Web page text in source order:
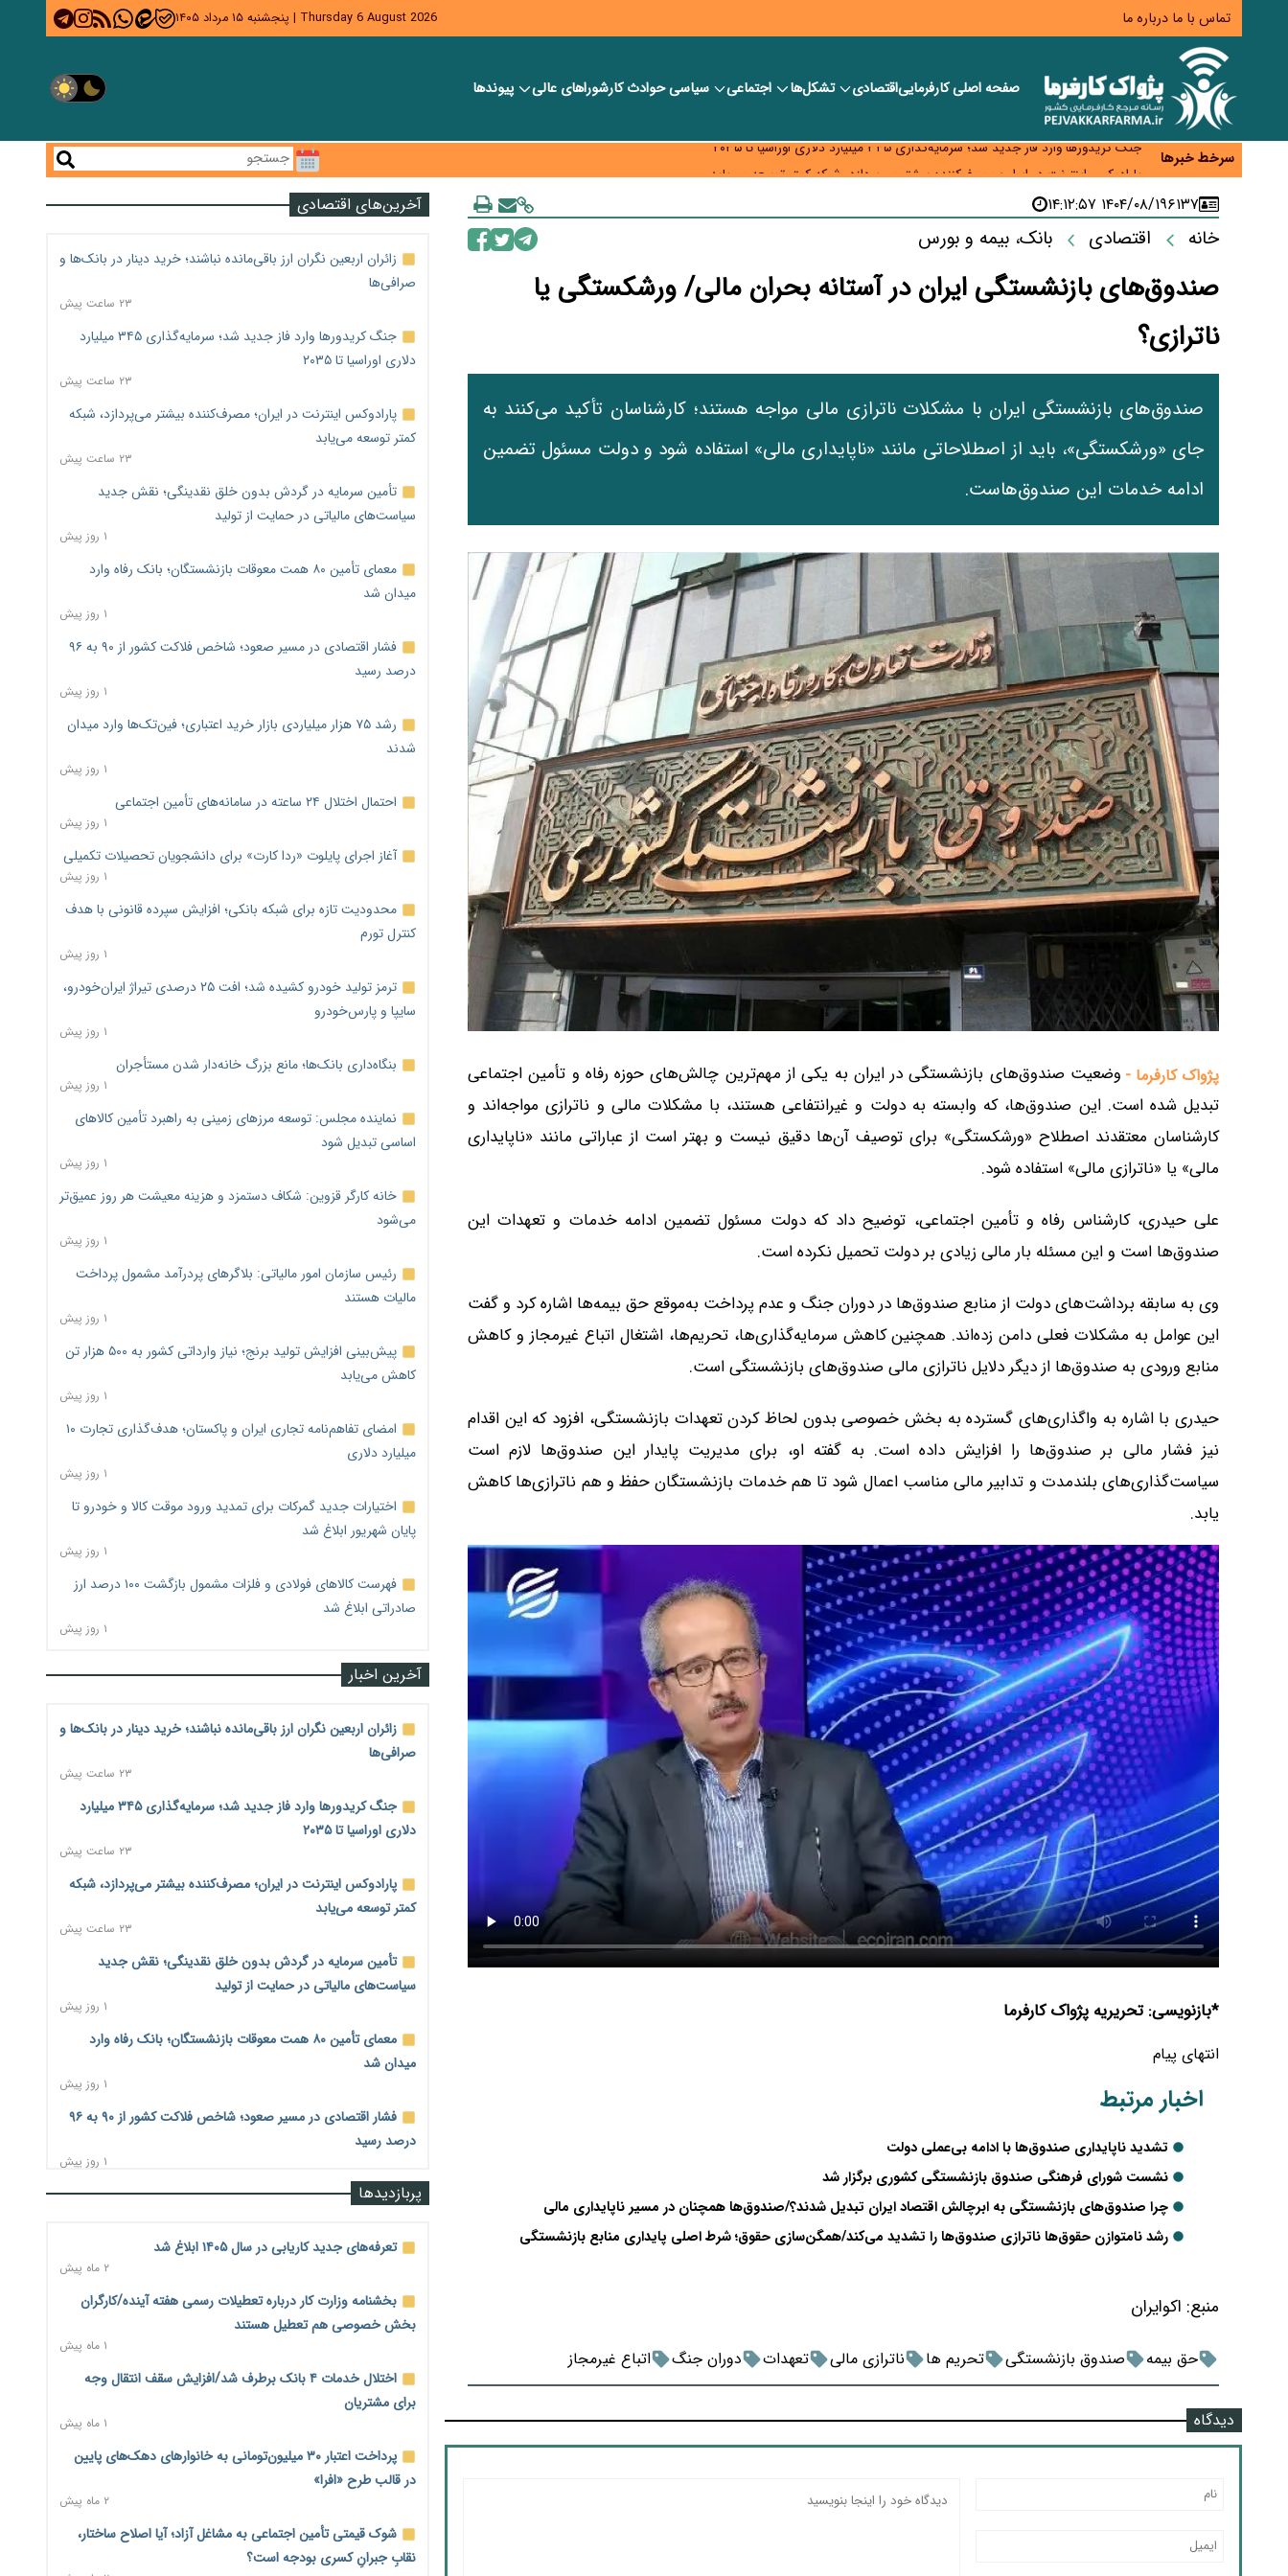
تماس با ما درباره ما Thursday 6 August 2026
| پنجشنبه ۱۵ مرداد ۱۴۰۵
صفحه اصلیکارفرماییاقتصادی تشکل‌ها اجتماعی سیاسیحوادث کارشورا‎های عالی پیوندها
سرخط خبرها
زائران اربعین نگران ارز باقی‌مانده نباشند؛ خرید دینار در بانک‌ها و صرافی‌ها
پارادوکس اینترنت در ایران؛ مصرف‌کننده بیشتر می‌پردازد، شبکه کمتر توسعه می‌یابد
معمای تأمین ۸۰ همت معوقات بازنشستگان؛ بانک رفاه وارد میدان شد
۶۱۳۷۱۴۰۴/۰۸/۱۹ ۱۴:۱۲:۵۷
خانه اقتصادی بانک، بیمه و بورس
صندوق‌های بازنشستگی ایران در آستانه بحران مالی/ ورشکستگی یا
ناترازی؟
صندوق‌های بازنشستگی ایران با مشکلات ناترازی مالی مواجه هستند؛ کارشناسان تأکید می‌کنند به
جای «ورشکستگی»، باید از اصطلاحاتی مانند «ناپایداری مالی» استفاده شود و دولت مسئول تضمین
ادامه خدمات این صندوق‌هاست.
پژواک کارفرما - وضعیت صندوق‌های بازنشستگی در ایران به یکی از مهم‌ترین چالش‌های حوزه رفاه و تأمین اجتماعی
تبدیل شده است. این صندوق‌ها، که وابسته به دولت و غیرانتفاعی هستند، با مشکلات مالی و ناترازی مواجه‌اند و
کارشناسان معتقدند اصطلاح «ورشکستگی» برای توصیف آن‌ها دقیق نیست و بهتر است از عباراتی مانند «ناپایداری
مالی» یا «ناترازی مالی» استفاده شود.
علی حیدری، کارشناس رفاه و تأمین اجتماعی، توضیح داد که دولت مسئول تضمین ادامه خدمات و تعهدات این
صندوق‌ها است و این مسئله بار مالی زیادی بر دولت تحمیل نکرده است.
وی به سابقه برداشت‌های دولت از منابع صندوق‌ها در دوران جنگ و عدم پرداخت به‌موقع حق بیمه‌ها اشاره کرد و گفت
این عوامل به مشکلات فعلی دامن زده‌اند. همچنین کاهش سرمایه‌گذاری‌ها، تحریم‌ها، اشتغال اتباع غیرمجاز و کاهش
منابع ورودی به صندوق‌ها از دیگر دلایل ناترازی مالی صندوق‌های بازنشستگی است.
حیدری با اشاره به واگذاری‌های گسترده به بخش خصوصی بدون لحاظ کردن تعهدات بازنشستگی، افزود که این اقدام
نیز فشار مالی بر صندوق‌ها را افزایش داده است. به گفته او، برای مدیریت پایدار این صندوق‌ها لازم است
سیاست‌گذاری‌های بلندمدت و تدابیر مالی مناسب اعمال شود تا هم خدمات بازنشستگان حفظ و هم ناترازی‌ها کاهش
یابد.
*بازنویسی: تحریریه پژواک کارفرما
انتهای پیام
اخبار مرتبط
تشدید ناپایداری صندوق‌ها با ادامه بی‌عملی دولت
نشست شورای فرهنگی صندوق بازنشستگی کشوری برگزار شد
چرا صندوق‌های بازنشستگی به ابرچالش اقتصاد ایران تبدیل شدند؟/صندوق‌ها همچنان در مسیر ناپایداری مالی
رشد نامتوازن حقوق‌ها ناترازی صندوق‌ها را تشدید می‌کند/همگن‌سازی حقوق؛ شرط اصلی پایداری منابع بازنشستگی
منبع: اکوایران
حق بیمه صندوق بازنشستگی تحریم ها ناترازی مالی تعهدات دوران جنگ اتباع غیرمجاز
دیدگاه
آخرین‌های اقتصادی
زائران اربعین نگران ارز باقی‌مانده نباشند؛ خرید دینار در بانک‌ها و
صرافی‌ها
۲۳ ساعت پیش
جنگ کریدورها وارد فاز جدید شد؛ سرمایه‌گذاری ۳۴۵ میلیارد
دلاری اوراسیا تا ۲۰۳۵
۲۳ ساعت پیش
پارادوکس اینترنت در ایران؛ مصرف‌کننده بیشتر می‌پردازد، شبکه
کمتر توسعه می‌یابد
۲۳ ساعت پیش
تأمین سرمایه در گردش بدون خلق نقدینگی؛ نقش جدید
سیاست‌های مالیاتی در حمایت از تولید
۱ روز پیش
معمای تأمین ۸۰ همت معوقات بازنشستگان؛ بانک رفاه وارد
میدان شد
۱ روز پیش
فشار اقتصادی در مسیر صعود؛ شاخص فلاکت کشور از ۹۰ به ۹۶
درصد رسید
۱ روز پیش
رشد ۷۵ هزار میلیاردی بازار خرید اعتباری؛ فین‌تک‌ها وارد میدان
شدند
۱ روز پیش
احتمال اختلال ۲۴ ساعته در سامانه‌های تأمین اجتماعی
۱ روز پیش
آغاز اجرای پایلوت «ردا کارت» برای دانشجویان تحصیلات تکمیلی
۱ روز پیش
محدودیت تازه برای شبکه بانکی؛ افزایش سپرده قانونی با هدف
کنترل تورم
۱ روز پیش
ترمز تولید خودرو کشیده شد؛ افت ۲۵ درصدی تیراژ ایران‌خودرو،
سایپا و پارس‌خودرو
۱ روز پیش
بنگاه‌داری بانک‌ها؛ مانع بزرگ خانه‌دار شدن مستأجران
۱ روز پیش
نماینده مجلس: توسعه مرزهای زمینی به راهبرد تأمین کالاهای
اساسی تبدیل شود
۱ روز پیش
خانه کارگر قزوین: شکاف دستمزد و هزینه معیشت هر روز عمیق‌تر
می‌شود
۱ روز پیش
رئیس سازمان امور مالیاتی: بلاگرهای پردرآمد مشمول پرداخت
مالیات هستند
۱ روز پیش
پیش‌بینی افزایش تولید برنج؛ نیاز وارداتی کشور به ۵۰۰ هزار تن
کاهش می‌یابد
۱ روز پیش
امضای تفاهم‌نامه تجاری ایران و پاکستان؛ هدف‌گذاری تجارت ۱۰
میلیارد دلاری
۱ روز پیش
اختیارات جدید گمرکات برای تمدید ورود موقت کالا و خودرو تا
پایان شهریور ابلاغ شد
۱ روز پیش
فهرست کالاهای فولادی و فلزات مشمول بازگشت ۱۰۰ درصد ارز
صادراتی ابلاغ شد
۱ روز پیش
آخرین اخبار
زائران اربعین نگران ارز باقی‌مانده نباشند؛ خرید دینار در بانک‌ها و
صرافی‌ها
۲۳ ساعت پیش
جنگ کریدورها وارد فاز جدید شد؛ سرمایه‌گذاری ۳۴۵ میلیارد
دلاری اوراسیا تا ۲۰۳۵
۲۳ ساعت پیش
پارادوکس اینترنت در ایران؛ مصرف‌کننده بیشتر می‌پردازد، شبکه
کمتر توسعه می‌یابد
۲۳ ساعت پیش
تأمین سرمایه در گردش بدون خلق نقدینگی؛ نقش جدید
سیاست‌های مالیاتی در حمایت از تولید
۱ روز پیش
معمای تأمین ۸۰ همت معوقات بازنشستگان؛ بانک رفاه وارد
میدان شد
۱ روز پیش
فشار اقتصادی در مسیر صعود؛ شاخص فلاکت کشور از ۹۰ به ۹۶
درصد رسید
۱ روز پیش
رشد ۷۵ هزار میلیاردی بازار خرید اعتباری؛ فین‌تک‌ها وارد میدان
۱ روز پیش
آغاز اجرای پایلوت «ردا کارت» برای دانشجویان تحصیلات تکمیلی
۱ روز پیش
محدودیت تازه برای شبکه بانکی؛ افزایش سپرده قانونی با هدف
کنترل تورم
۱ روز پیش
ترمز تولید خودرو کشیده شد؛ افت ۲۵ درصدی تیراژ ایران‌خودرو،
سایپا و پارس‌خودرو
۱ روز پیش
بنگاه‌داری بانک‌ها؛ مانع بزرگ خانه‌دار شدن مستأجران
پربازدیدها
تعرفه‌های جدید کاریابی در سال ۱۴۰۵ ابلاغ شد
۲ ماه پیش
بخشنامه وزارت کار درباره تعطیلات رسمی هفته آینده/کارگران
بخش خصوصی هم تعطیل هستند
۱ ماه پیش
اختلال خدمات ۴ بانک برطرف شد/افزایش سقف انتقال وجه
برای مشتریان
۱ ماه پیش
پرداخت اعتبار ۳۰ میلیون‌تومانی به خانوارهای دهک‌های پایین
در قالب طرح «افرا»
۲ ماه پیش
شوک قیمتی تأمین اجتماعی به مشاغل آزاد؛ آیا اصلاح ساختار،
نقابِ جبرانِ کسری بودجه است؟